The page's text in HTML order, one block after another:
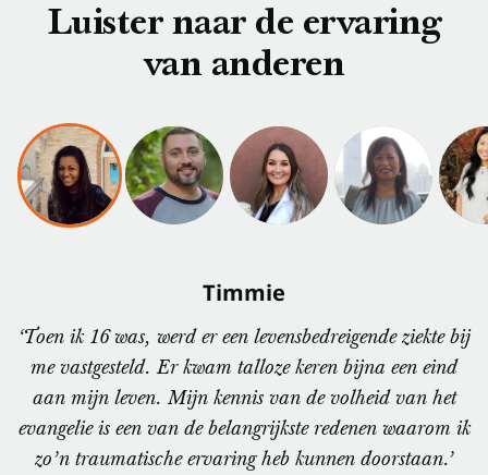
Luister naar de ervaring
van anderen
Timmie
‘Toen ik 16 was, werd er een levensbedreigende ziekte bij
me vastgesteld. Er kwam talloze keren bijna een eind
aan mijn leven. Mijn kennis van de volheid van het
evangelie is een van de belangrijkste redenen waarom ik
zo’n traumatische ervaring heb kunnen doorstaan.’